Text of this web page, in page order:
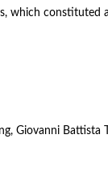
which
Giovanni Battista